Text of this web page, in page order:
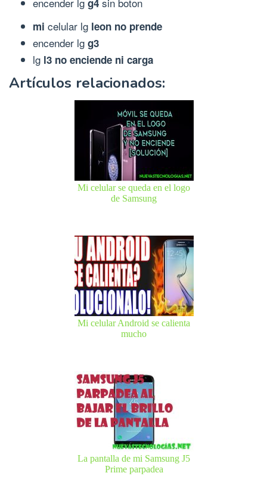
mi celular lg leon no prende
encender lg g3
lg l3 no enciende ni carga
Artículos relacionados:
Mi celular se queda en el logo
de Samsung
Mi celular Android se calienta
mucho
La pantalla de mi Samsung J5
Prime parpadea